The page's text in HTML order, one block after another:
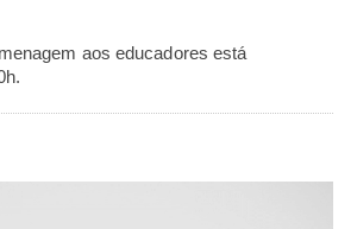
aos educadores está